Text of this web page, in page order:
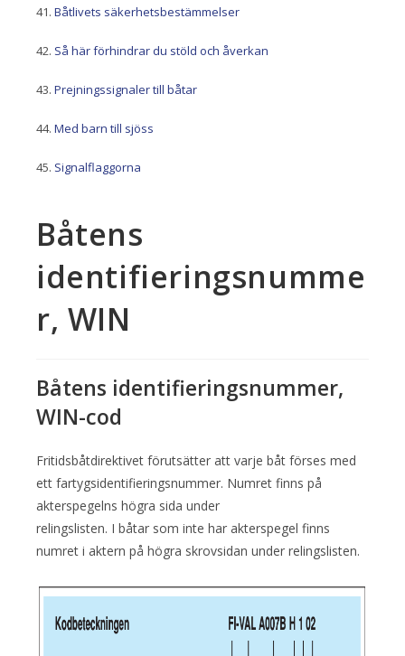
Båtlivets säkerhetsbestämmelser
Så här förhindrar du stöld och åverkan
Prejningssignaler till båtar
Med barn till sjöss
Signalflaggorna
Båtens
identifieringsnumme
r, WIN
Båtens identifieringsnummer,
WIN-cod
Fritidsbåtdirektivet förutsätter att varje båt förses med
ett fartygsidentifieringsnummer. Numret finns på
akterspegelns högra sida under
relingslisten. I båtar som inte har akterspegel finns
numret i aktern på högra skrovsidan under relingslisten.